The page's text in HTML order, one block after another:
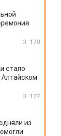
0 178
стало
0 177
из